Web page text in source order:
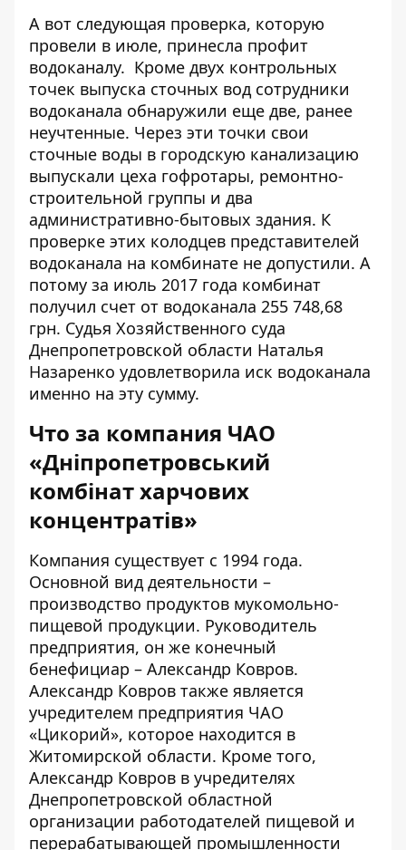
А вот следующая проверка, которую
провели в июле, принесла профит
водоканалу. Кроме двух контрольных
точек выпуска сточных вод сотрудники
водоканала обнаружили еще две, ранее
неучтенные. Через эти точки свои
сточные воды в городскую канализацию
выпускали цеха гофротары, ремонтно-
строительной группы и два
административно-бытовых здания. К
проверке этих колодцев представителей
водоканала на комбинате не допустили. А
потому за июль 2017 года комбинат
получил счет от водоканала 255 748,68
грн. Судья Хозяйственного суда
Днепропетровской области Наталья
Назаренко удовлетворила иск водоканала
именно на эту сумму.
Что за компания ЧАО
«Дніпропетровський
комбінат харчових
концентратів»
Компания существует с 1994 года.
Основной вид деятельности –
производство продуктов мукомольно-
пищевой продукции. Руководитель
предприятия, он же конечный
бенефициар – Александр Ковров.
Александр Ковров также является
учредителем предприятия ЧАО
«Цикорий», которое находится в
Житомирской области. Кроме того,
Александр Ковров в учредителях
Днепропетровской областной
организации работодателей пищевой и
перерабатывающей промышленности